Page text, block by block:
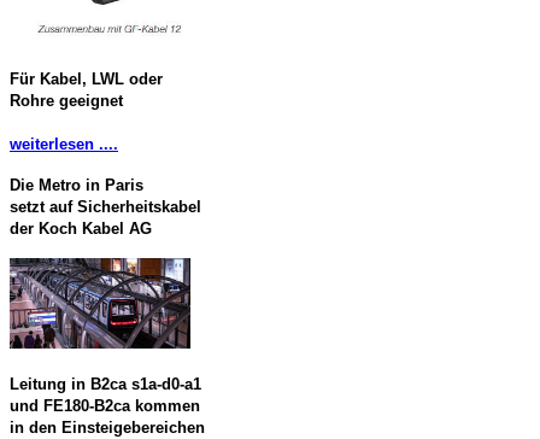
Für Kabel, LWL oder
Rohre geeignet
weiterlesen ....
Die Metro in Paris
setzt auf Sicherheitskabel
der Koch Kabel AG
Leitung in B2ca s1a-d0-a1
und FE180-B2ca kommen
in den Einsteigebereichen